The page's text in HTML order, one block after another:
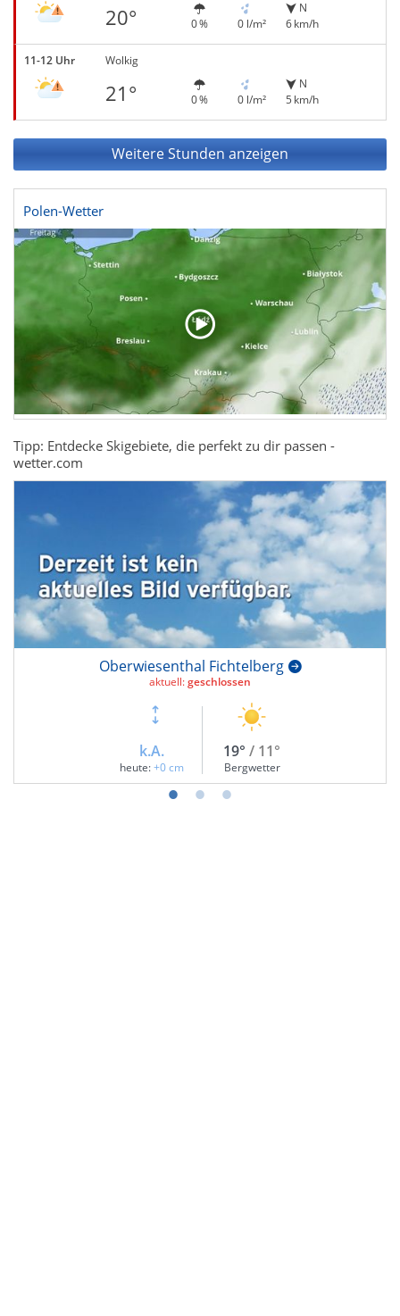
20° 0 % 0 l/m²
N
6 km/h
11-12 Uhr Wolkig
21° 0 % 0 l/m²
N
5 km/h
Weitere Stunden anzeigen
Polen-Wetter
Tipp: Entdecke Skigebiete, die perfekt zu dir passen -
wetter.com
Oberwiesenthal Fichtelberg
aktuell:geschlossen
k.A.
heute:+0 cm
19° / 11°
Bergwetter